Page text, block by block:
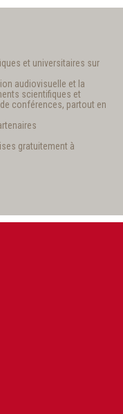
et universitaires sur
audiovisuelle et la
scientifiques et
conférences, partout en
gratuitement à